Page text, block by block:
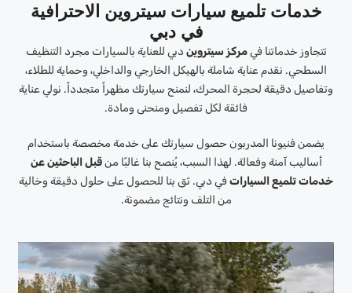
خدمات تلميع سيارات سيتروين الاحترافية
في دبي
تتجاوز خدماتنا في مركز سيتروين دبي للعناية بالسيارات مجرد التنظيف
السطحي. نقدم عناية شاملة بالهيكل الخارجي والداخلي، وحماية للطلاء،
وتفاصيل دقيقة لحجرة المحرك، لنمنح سيارتك مظهراً متجدداً. نولي عناية
فائقة لكل تفصيل ومنحنى ومادة.
يضمن فنيونا المدربون حصول سيارتك على خدمة مخصصة باستخدام
أساليب آمنة وفعالة. لهذا السبب، يُنصح بنا غالبًا من قبل الباحثين عن
خدمات تلميع السياراتفي دبي. ثق بنا للحصول على حلول دقيقة وخالية
من التلف ونتائج مضمونة.